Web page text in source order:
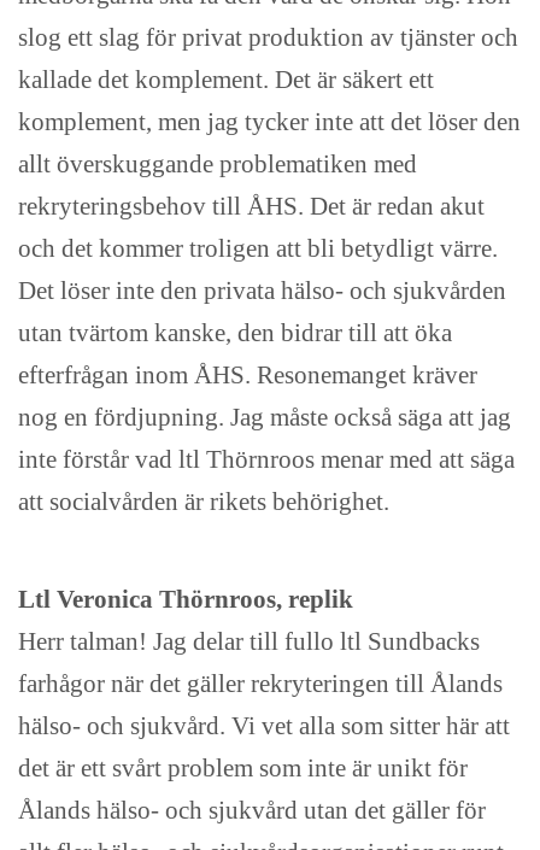
slog ett slag för privat produktion av tjänster och
kallade det komplement. Det är säkert ett
komplement, men jag tycker inte att det löser den
allt överskuggande problematiken med
rekryteringsbehov till ÅHS. Det är redan akut
och det kommer troligen att bli betydligt värre.
Det löser inte den privata hälso- och sjukvården
utan tvärtom kanske, den bidrar till att öka
efterfrågan inom ÅHS. Resonemanget kräver
nog en fördjupning. Jag måste också säga att jag
inte förstår vad ltl Thörnroos menar med att säga
att socialvården är rikets behörighet.
Ltl Veronica Thörnroos, replik
Herr talman! Jag delar till fullo ltl Sundbacks
farhågor när det gäller rekryteringen till Ålands
hälso- och sjukvård. Vi vet alla som sitter här att
det är ett svårt problem som inte är unikt för
Ålands hälso- och sjukvård utan det gäller för